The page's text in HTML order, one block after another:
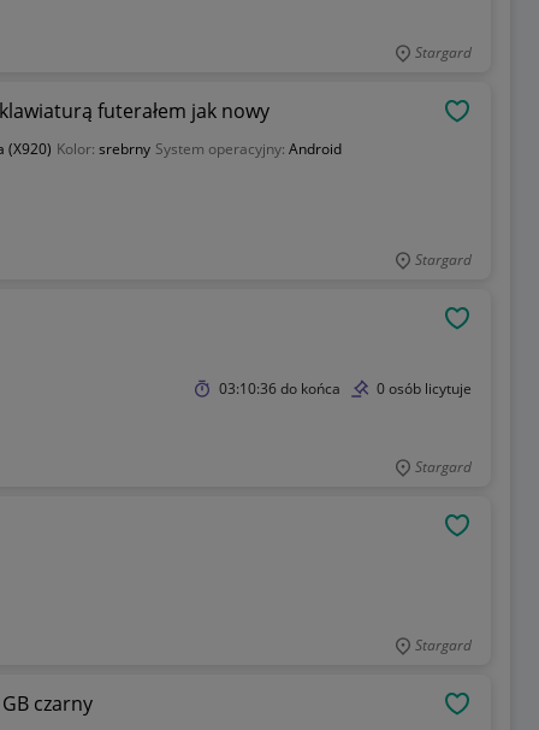
Stargard
futerałem jak nowy
(X920) Kolor: srebrny System operacyjny: Android
Stargard
03:10:36do końca 0 osób licytuje
Stargard
Stargard
czarny